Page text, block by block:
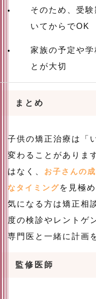
そのため、受
いてからでOK
家族の予定や
とが大切
まとめ
子供の矯正治療は「
変わることがありま
はなく、 お子さんの
なタイミングを見極
気になる方は矯正相
度の検診やレントゲ
専門医と一緒に計画
監修医師